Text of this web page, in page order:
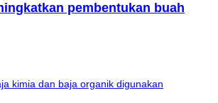
pembentukan buah